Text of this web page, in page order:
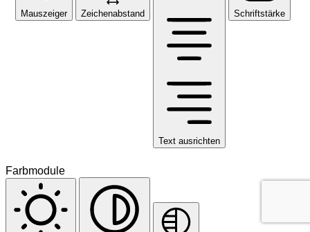
Mauszeiger Zeichenabstand
Text ausrichten
Schriftstärke
Farbmodule